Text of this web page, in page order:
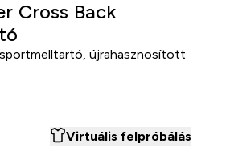
Cross Back
újrahasznosított
Virtuális felpróbálás